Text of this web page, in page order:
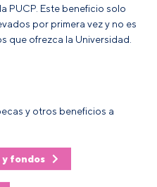
PUCP. Este beneficio solo
por primera vez y no es
que ofrezca la Universidad.
y otros beneficios a
y fondos